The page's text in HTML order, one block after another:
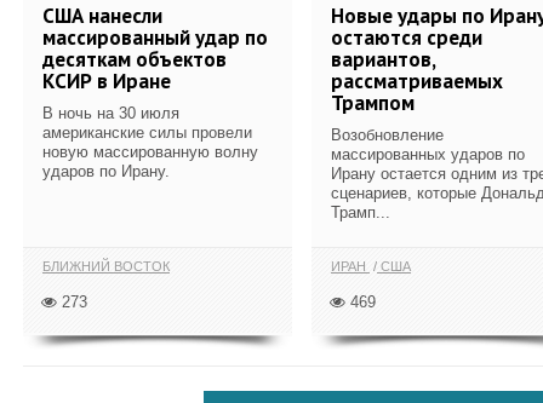
США нанесли
массированный удар по
десяткам объектов
КСИР в Иране
В ночь на 30 июля
американские силы провели
новую массированную волну
ударов по Ирану.
БЛИЖНИЙ ВОСТОК
273
Новые удары по
остаются среди
вариантов,
рассматриваемых
Трампом
Возобновление
массированных ударов по
Ирану остается одним из
сценариев, которые
Трамп...
ИРАН США
469